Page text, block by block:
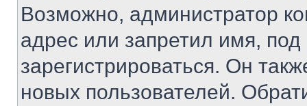
Возможно, администратор
адрес или запретил имя,
зарегистрироваться. Он
новых пользователей.